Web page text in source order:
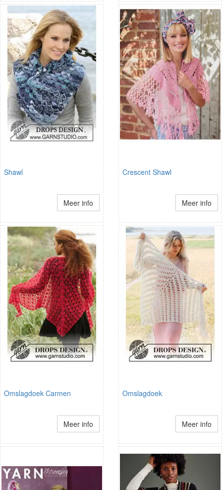
Shawl
Meer info
Crescent Shawl
Meer info
Omslagdoek Carmen
Meer info
Omslagdoek
Meer info